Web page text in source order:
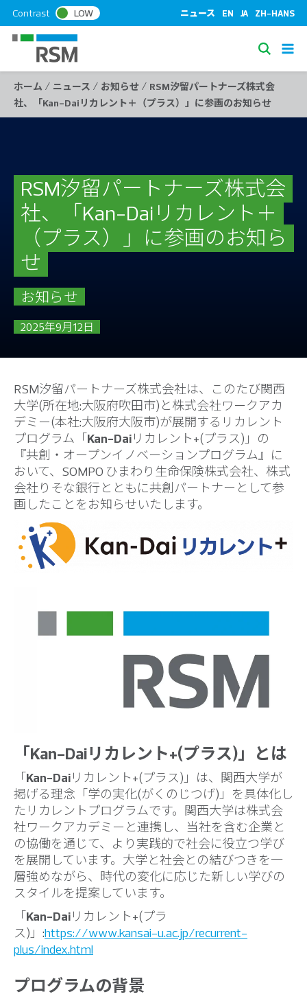
k
t
Contrast LOW ニュース EN JA ZH-HANS
S
e
a
r
ホーム / ニュース / お知らせ / RSM汐留パートナーズ株式会
社、「Kan-Daiリカレント＋（プラス）」に参画のお知らせ
RSM汐留パートナーズ株式会
社、「Kan-Daiリカレント＋
（プラス）」に参画のお知ら
せ
お知らせ
2025年9月12日
RSM汐留パートナーズ株式会社は、このたび関西
大学(所在地:大阪府吹田市)と株式会社ワークアカ
デミー(本社:大阪府大阪市)が展開するリカレント
プログラム「Kan-Daiリカレント+(プラス)」の
『共創・オープンイノベーションプログラム』に
おいて、SOMPO ひまわり生命保険株式会社、株式
会社りそな銀行とともに共創パートナーとして参
画したことをお知らせいたします。
「Kan-Daiリカレント+(プラス)」とは
「Kan-Daiリカレント+(プラス)」は、関西大学が
掲げる理念「学の実化(がくのじつげ)」を具体化し
たリカレントプログラムです。関西大学は株式会
社ワークアカデミーと連携し、当社を含む企業と
の協働を通じて、より実践的で社会に役立つ学び
を展開しています。大学と社会との結びつきを一
層強めながら、時代の変化に応じた新しい学びの
スタイルを提案しています。
「Kan-Daiリカレント+(プラ
ス)」:https://www.kansai-u.ac.jp/recurrent-
plus/index.html
プログラムの背景